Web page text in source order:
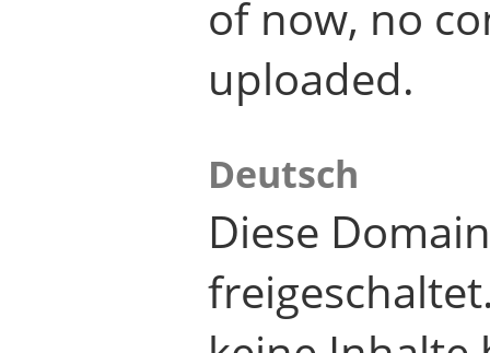
of now, no
uploaded.
Deutsch
Diese